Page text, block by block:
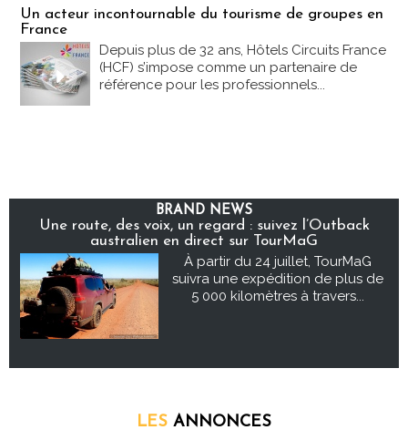
Un acteur incontournable du tourisme de groupes en
France
Depuis plus de 32 ans, Hôtels Circuits France
(HCF) s’impose comme un partenaire de
référence pour les professionnels...
BRAND NEWS
Une route, des voix, un regard : suivez l’Outback
australien en direct sur TourMaG
À partir du 24 juillet, TourMaG
suivra une expédition de plus de
5 000 kilomètres à travers...
LES ANNONCES